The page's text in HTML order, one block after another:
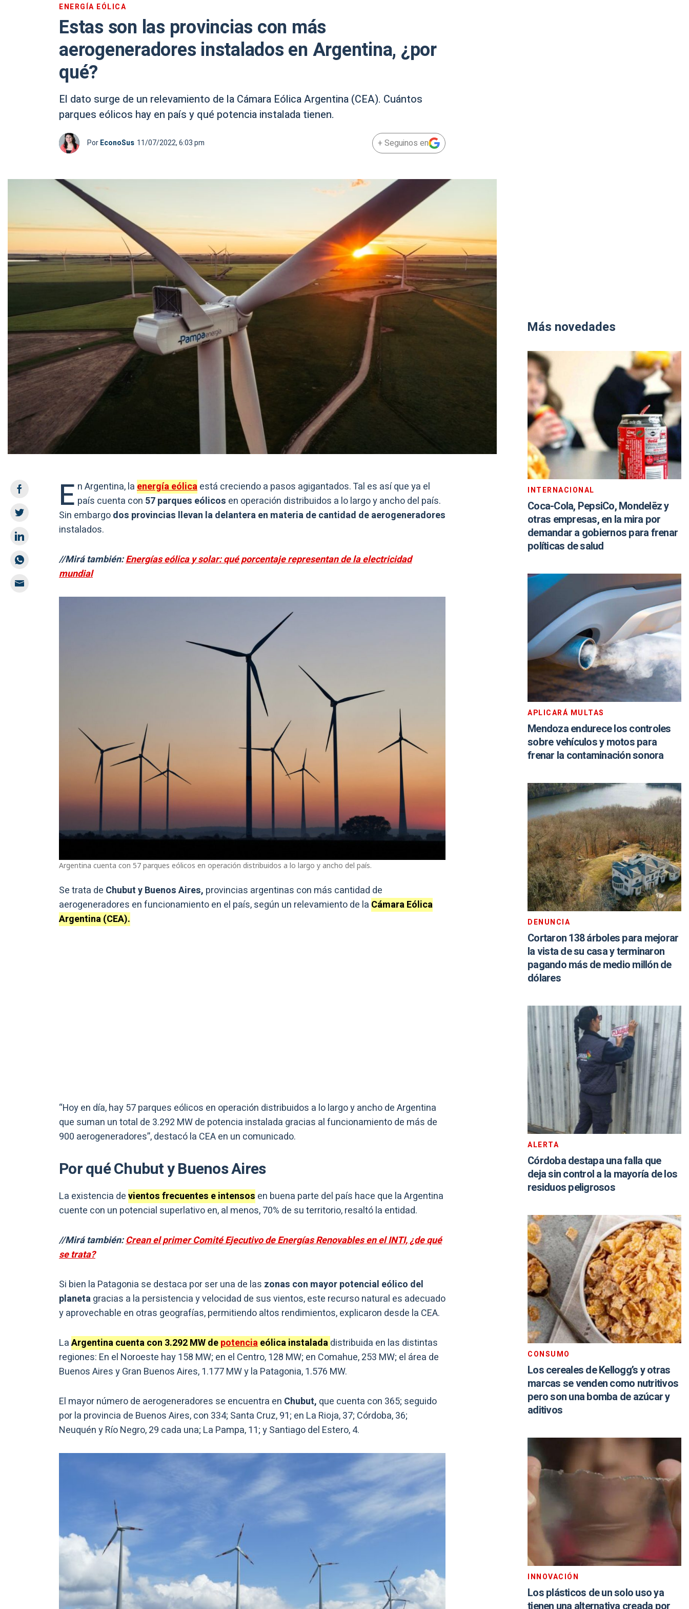
ENERGÍA EÓLICA
Estas son las provincias con más
aerogeneradores instalados en Argentina, ¿por
qué?
El dato surge de un relevamiento de la Cámara Eólica Argentina (CEA). Cuántos
parques eólicos hay en país y qué potencia instalada tienen.
PorEconoSus 11/07/2022, 6:03 pm + Seguinos en
E n Argentina, laenergía eólicaestá creciendo a pasos agigantados. Tal es así que ya el
país cuenta con 57 parques eólicos en operación distribuidos a lo largo y ancho del país.
Sin embargodos provincias llevan la delantera en materia de cantidad de aerogeneradores
instalados.
//Mirá también:Energías eólica y solar: qué porcentaje representan de la electricidad
mundial
Argentina cuenta con 57 parques eólicos en operación distribuidos a lo largo y ancho del país.
Se trata de Chubut y Buenos Aires, provincias argentinas con más cantidad de
aerogeneradores en funcionamiento en el país, según un relevamiento de la Cámara Eólica
Argentina (CEA).
“Hoy en día, hay 57 parques eólicos en operación distribuidos a lo largo y ancho de Argentina
que suman un total de 3.292 MW de potencia instalada gracias al funcionamiento de más de
900 aerogeneradores”, destacó la CEA en un comunicado.
Por qué Chubut y Buenos Aires
La existencia devientos frecuentes e intensos en buena parte del país hace que la Argentina
cuente con un potencial superlativo en, al menos, 70% de su territorio, resaltó la entidad.
//Mirá también:Crean el primer Comité Ejecutivo de Energías Renovables en el INTI, ¿de qué
se trata?
Si bien la Patagonia se destaca por ser una de las zonas con mayor potencial eólico del
planetagracias a la persistencia y velocidad de sus vientos, este recurso natural es adecuado
y aprovechable en otras geografías, permitiendo altos rendimientos, explicaron desde la CEA.
LaArgentina cuenta con 3.292 MW depotenciaeólica instaladadistribuida en las distintas
regiones: En el Noroeste hay 158 MW; en el Centro, 128 MW; en Comahue, 253 MW; el área de
Buenos Aires y Gran Buenos Aires, 1.177 MW y la Patagonia, 1.576 MW.
El mayor número de aerogeneradores se encuentra en Chubut, que cuenta con 365; seguido
por la provincia de Buenos Aires, con 334; Santa Cruz, 91; en La Rioja, 37; Córdoba, 36;
Neuquén y Río Negro, 29 cada una; La Pampa, 11; y Santiago del Estero, 4.
Más novedades
INTERNACIONAL
Coca-Cola, PepsiCo, Mondelēz y
otras empresas, en la mira por
demandar a gobiernos para frenar
políticas de salud
APLICARÁ MULTAS
Mendoza endurece los controles
sobre vehículos y motos para
frenar la contaminación sonora
DENUNCIA
Cortaron 138 árboles para mejorar
la vista de su casa y terminaron
pagando más de medio millón de
dólares
ALERTA
Córdoba destapa una falla que
deja sin control a la mayoría de los
residuos peligrosos
CONSUMO
Los cereales de Kellogg’s y otras
marcas se venden como nutritivos
pero son una bomba de azúcar y
aditivos
INNOVACIÓN
Los plásticos de un solo uso ya